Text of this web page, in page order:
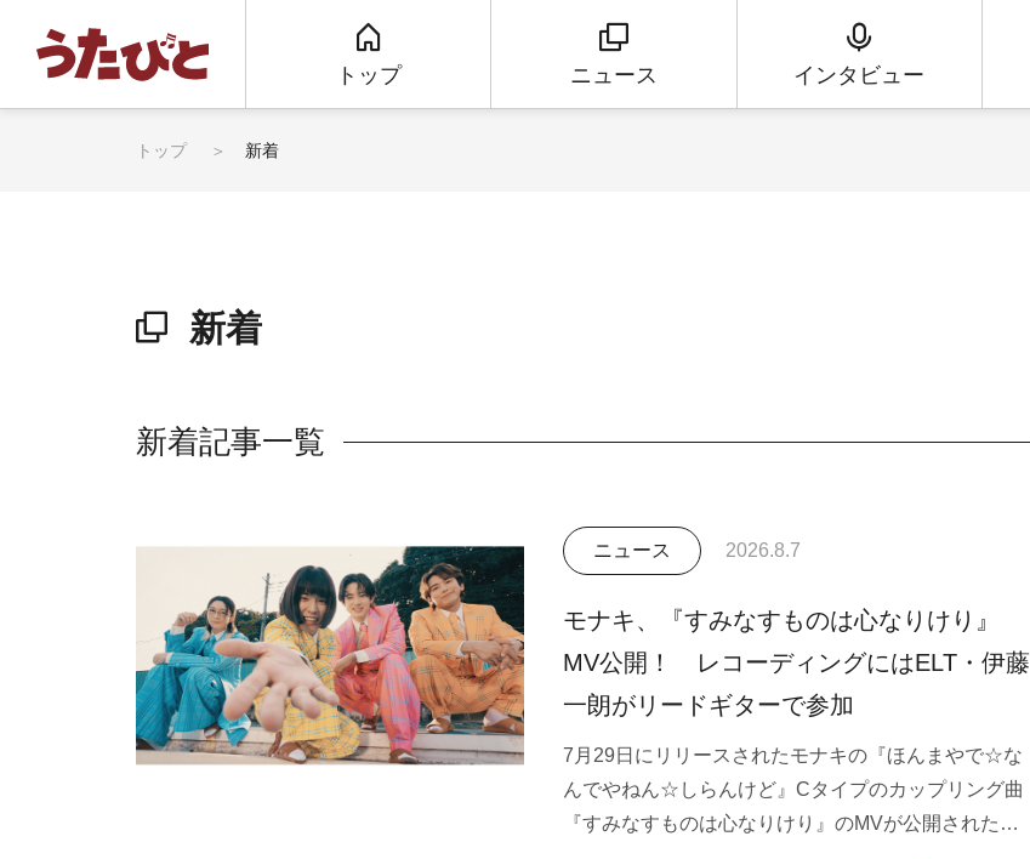
トップ ニュース インタビュー
トップ 新着
新着
新着記事一覧
ニュース 2026.8.7
モナキ、『すみなすものは心なりけり』
MV公開！ レコーディングにはELT・伊藤
一朗がリードギターで参加
7月29日にリリースされたモナキの『ほんまやで☆な
んでやねん☆しらんけど』Cタイプのカップリング曲
『すみなすものは心なりけり』のMVが公開された…